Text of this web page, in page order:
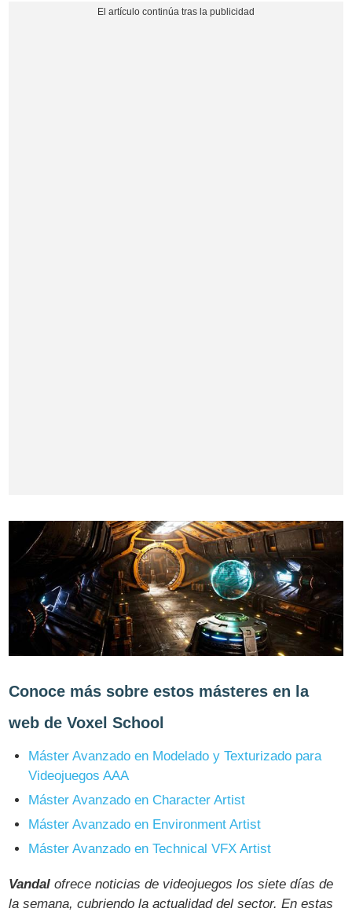
Conoce más sobre estos másteres en la
web de Voxel School
Máster Avanzado en Modelado y Texturizado para
Videojuegos AAA
Máster Avanzado en Character Artist
Máster Avanzado en Environment Artist
Máster Avanzado en Technical VFX Artist
Vandal ofrece noticias de videojuegos los siete días de
la semana, cubriendo la actualidad del sector. En estas